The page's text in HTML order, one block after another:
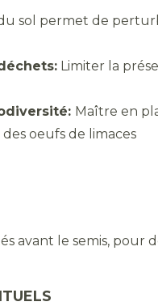
sol permet de
Limiter la
Maître en
oeufs de limaces
avant le semis, pour